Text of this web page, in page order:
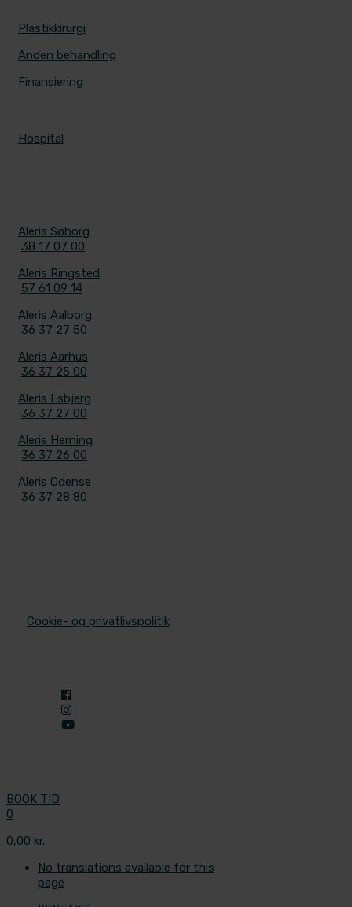
Plastikkirurgi
Anden behandling
Finansiering
Hospital
Aleris Søborg
38 17 07 00
Aleris Ringsted
57 61 09 14
Aleris Aalborg
36 37 27 50
Aleris Aarhus
36 37 25 00
Aleris Esbjerg
36 37 27 00
Aleris Herning
36 37 26 00
Aleris Odense
36 37 28 80
Cookie- og privatlivspolitik
BOOK TID
0
0,00 kr.
No translations available for this
page